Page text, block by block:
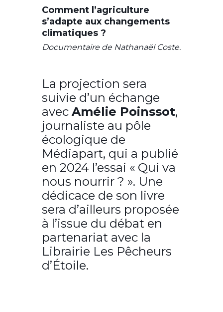
Comment l’agriculture
s’adapte aux changements
climatiques ?
Documentaire de Nathanaël Coste.
La projection sera
suivie d’un échange
avec Amélie Poinssot,
journaliste au pôle
écologique de
Médiapart, qui a publié
en 2024 l’essai « Qui va
nous nourrir ? ». Une
dédicace de son livre
sera d’ailleurs proposée
à l’issue du débat en
partenariat avec la
Librairie Les Pêcheurs
d’Étoile.